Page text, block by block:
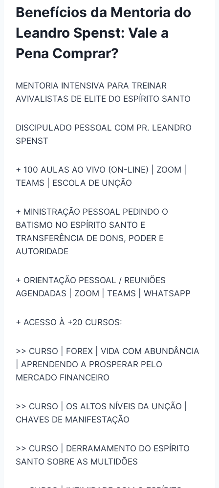
Benefícios da Mentoria do
Leandro Spenst: Vale a
Pena Comprar?
MENTORIA INTENSIVA PARA TREINAR
AVIVALISTAS DE ELITE DO ESPÍRITO SANTO
DISCIPULADO PESSOAL COM PR. LEANDRO
SPENST
+ 100 AULAS AO VIVO (ON-LINE) | ZOOM |
TEAMS | ESCOLA DE UNÇÃO
+ MINISTRAÇÃO PESSOAL PEDINDO O
BATISMO NO ESPÍRITO SANTO E
TRANSFERÊNCIA DE DONS, PODER E
AUTORIDADE
+ ORIENTAÇÃO PESSOAL / REUNIÕES
AGENDADAS | ZOOM | TEAMS | WHATSAPP
+ ACESSO À +20 CURSOS:
>> CURSO | FOREX | VIDA COM ABUNDÂNCIA
| APRENDENDO A PROSPERAR PELO
MERCADO FINANCEIRO
>> CURSO | OS ALTOS NÍVEIS DA UNÇÃO |
CHAVES DE MANIFESTAÇÃO
>> CURSO | DERRAMAMENTO DO ESPÍRITO
SANTO SOBRE AS MULTIDÕES